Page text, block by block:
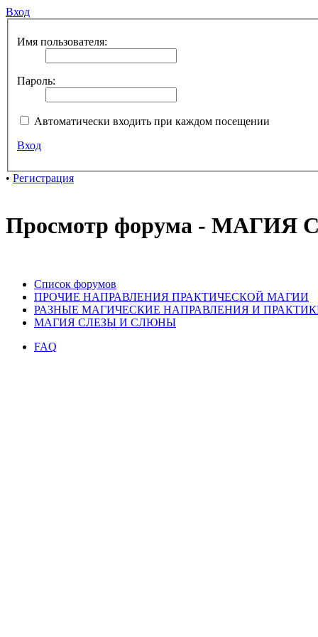
Вход
Имя пользователя:
Пароль:
Автоматически входить при каждом посещении
Вход
• Регистрация
Просмотр форума -
Список форумов
ПРОЧИЕ НАПРАВЛЕНИЯ ПРАКТИЧЕСКОЙ МАГИИ
РАЗНЫЕ МАГИЧЕСКИЕ НАПРАВЛЕНИЯ И
МАГИЯ СЛЕЗЫ И СЛЮНЫ
FAQ